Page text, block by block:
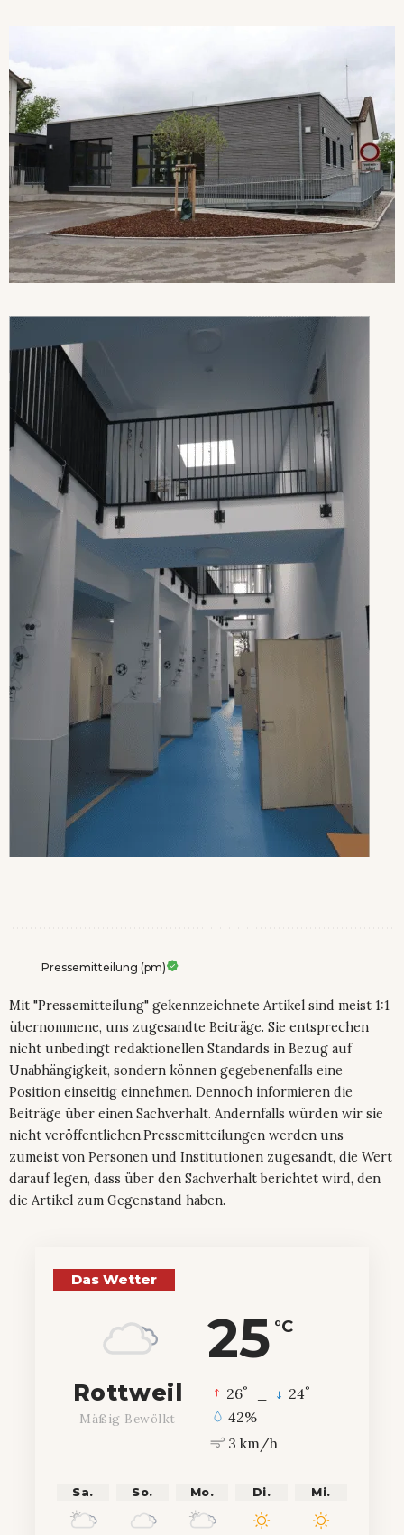
Pressemitteilung (pm)
Mit "Pressemitteilung" gekennzeichnete Artikel sind meist 1:1
übernommene, uns zugesandte Beiträge. Sie entsprechen
nicht unbedingt redaktionellen Standards in Bezug auf
Unabhängigkeit, sondern können gegebenenfalls eine
Position einseitig einnehmen. Dennoch informieren die
Beiträge über einen Sachverhalt. Andernfalls würden wir sie
nicht veröffentlichen.Pressemitteilungen werden uns
zumeist von Personen und Institutionen zugesandt, die Wert
darauf legen, dass über den Sachverhalt berichtet wird, den
die Artikel zum Gegenstand haben.
Das Wetter
25 °C
Rottweil
Mäßig Bewölkt
26° 24°
42%
3 km/h
Sa. So. Mo. Di. Mi.